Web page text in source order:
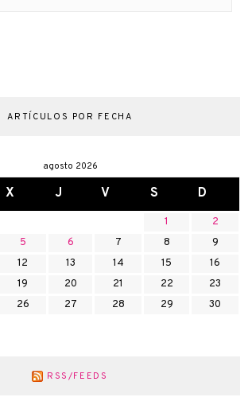
ARTÍCULOS POR FECHA
agosto 2026
X J V S D
1
2
5 6 7 8
9
12 13 14 15
16
19 20 21 22
23
26 27 28 29
30
RSS/FEEDS